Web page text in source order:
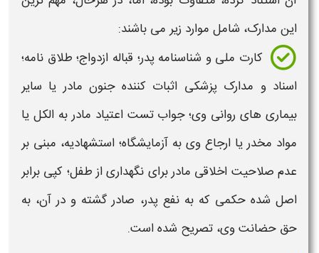
این مدارک، شامل موارد زیر می باشند:
کارت ملی و شناسنامه پدر؛ قباله ازدواج؛ طلاق نامه؛
اسناد و مدارک پزشکی اثبات کننده جنون مادر یا سایر
بیماری های روانی وی؛ جواب تست اعتیاد مادر به الکل یا
مواد مخدر یا ارجاع وی به آزمایشگاه؛ استشهادیه، مبنی بر
عدم صلاحیت اخلاقی مادر برای نگهداری از طفل؛ کپی برابر
اصل شده حکمی که به نفع پدر، صادر گشته و در آن، به
حق حضانتوی، تصریح شده است.